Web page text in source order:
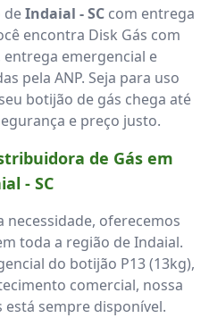
deIndaial - SCcom entrega
encontra Disk Gás com
emergencial e
pela ANP. Seja para uso
botijão de gás chega até
e preço justo.
de Gás em
- SC
oferecemos
toda a região de Indaial.
do botijão P13 (13kg),
comercial, nossa
sempre disponível.